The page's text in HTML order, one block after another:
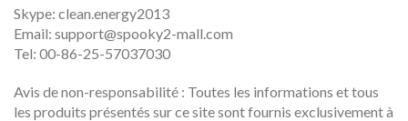
Skype: clean.energy2013
Email: support@spooky2-mall.com
Tel: 00-86-25-57037030
Avis de non-responsabilité : Toutes les informations et tous
les produits présentés sur ce site sont fournis exclusivement à